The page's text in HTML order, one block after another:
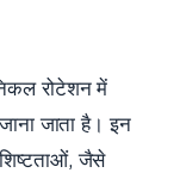
रोटेशन में
जाता है। इन
जैसे